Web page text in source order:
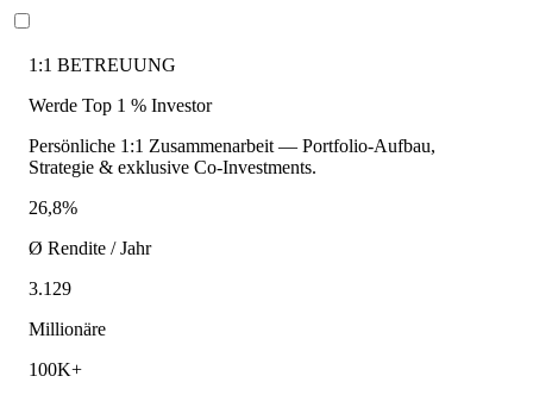
1:1 BETREUUNG
Werde Top 1 % Investor
Persönliche 1:1 Zusammenarbeit — Portfolio-Aufbau,
Strategie & exklusive Co-Investments.
26,8%
Ø Rendite / Jahr
3.129
Millionäre
100K+